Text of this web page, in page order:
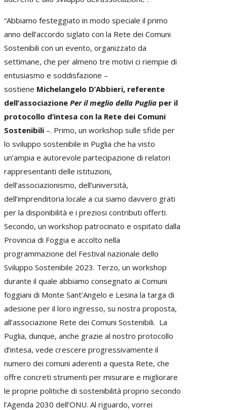
“Abbiamo festeggiato in modo speciale il primo
anno dell’accordo siglato con la Rete dei Comuni
Sostenibili con un evento, organizzato da
settimane, che per almeno tre motivi ci riempie di
entusiasmo e soddisfazione –
sostiene Michelangelo D’Abbieri, referente
dell’associazione Per il meglio della Puglia per il
protocollo d’intesa con la Rete dei Comuni
Sostenibili –. Primo, un workshop sulle sfide per
lo sviluppo sostenibile in Puglia che ha visto
un’ampia e autorevole partecipazione di relatori
rappresentanti delle istituzioni,
dell’associazionismo, dell’università,
dell’imprenditoria locale a cui siamo davvero grati
per la disponibilità e i preziosi contributi offerti.
Secondo, un workshop patrocinato e ospitato dalla
Provincia di Foggia e accolto nella
programmazione del Festival nazionale dello
Sviluppo Sostenibile 2023. Terzo, un workshop
durante il quale abbiamo consegnato ai Comuni
foggiani di Monte Sant’Angelo e Lesina la targa di
adesione per il loro ingresso, su nostra proposta,
all’associazione Rete dei Comuni Sostenibili. La
Puglia, dunque, anche grazie al nostro protocollo
d’intesa, vede crescere progressivamente il
numero dei comuni aderenti a questa Rete, che
offre concreti strumenti per misurare e migliorare
le proprie politiche di sostenibilità proprio secondo
l’Agenda 2030 dell’ONU. Al riguardo, vorrei